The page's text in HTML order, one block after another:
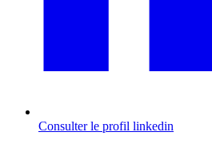
Consulter le profil linkedin